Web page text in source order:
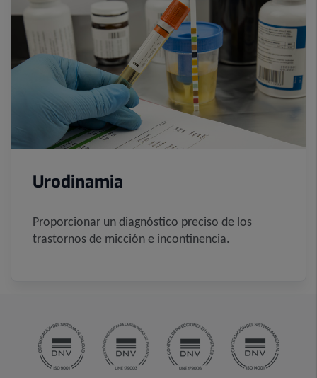
Urodinamia
Proporcionar un diagnóstico preciso de los
trastornos de micción e incontinencia.